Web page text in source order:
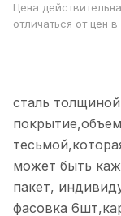
Цена
отличаться от цен
сталь
может быть
пакет,
фасовка